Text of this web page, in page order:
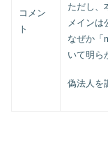
コメン
ト
ただし、
メインは
なぜか「
いて明ら
偽法人を